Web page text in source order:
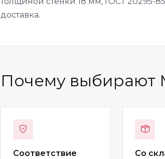
доставка.
Почему выбирают
Соответствие
Со